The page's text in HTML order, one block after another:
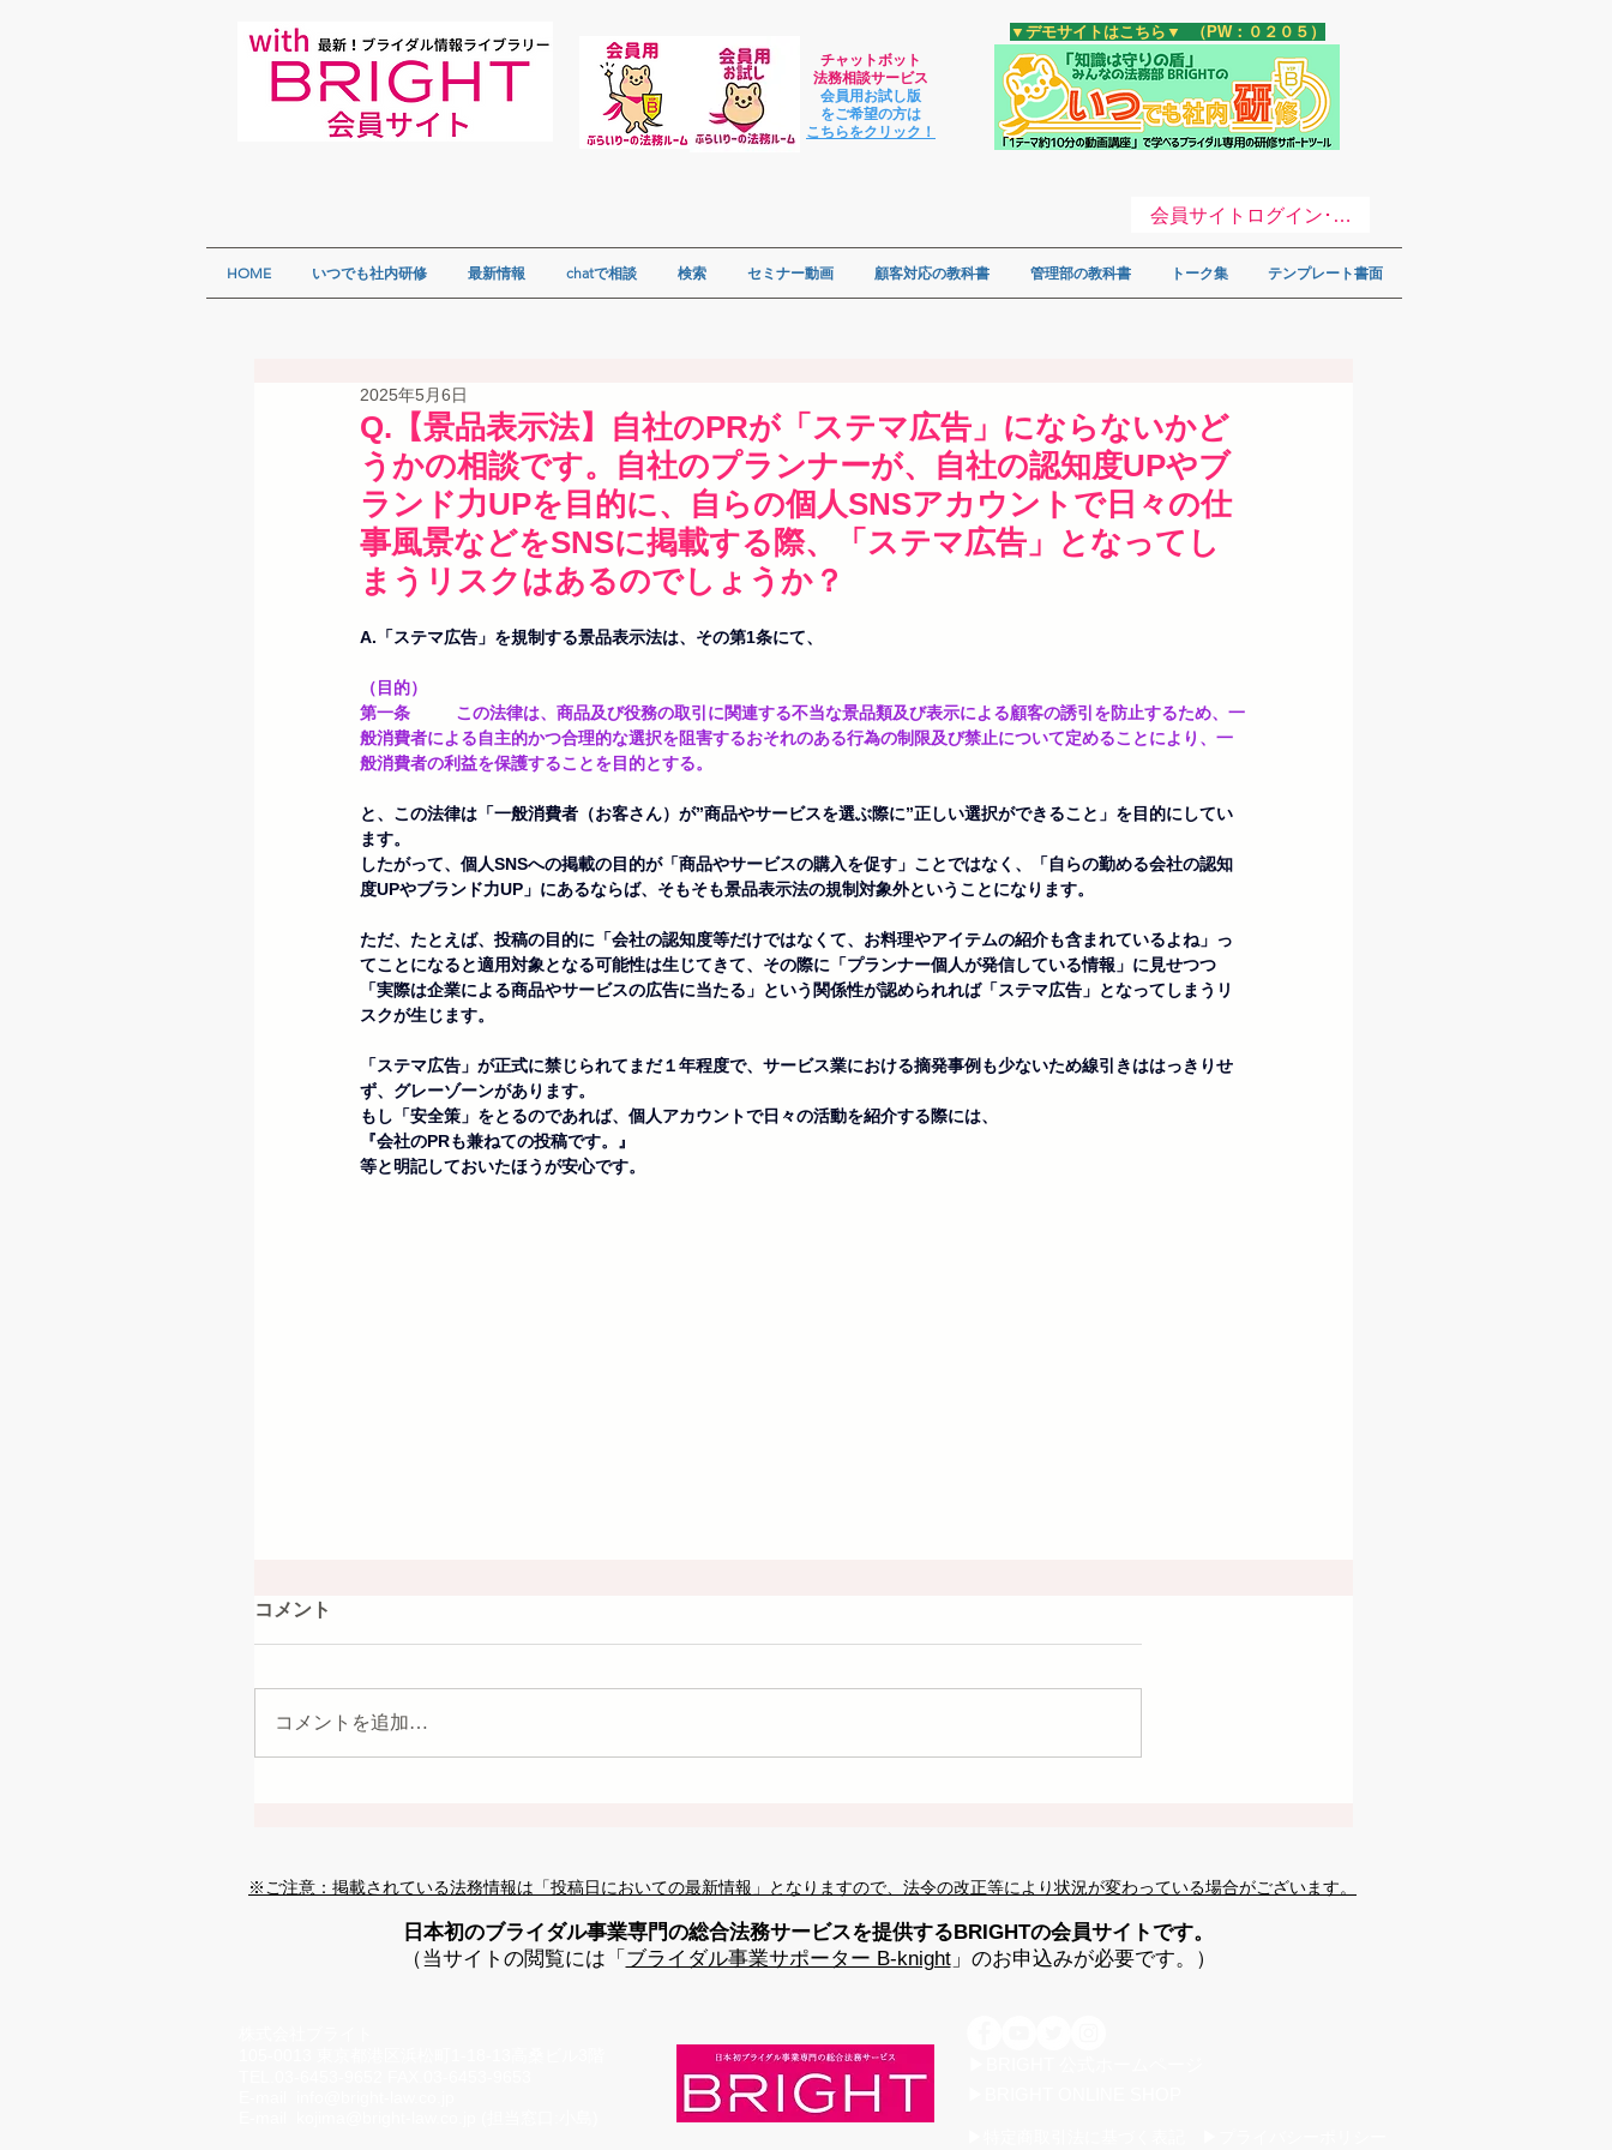
チャットボット
法務相談サービス
会員用お試し版
をご希望の方は
​こちらをクリック！
​▼デモサイトはこちら▼ （PW：０２０５）
HOME いつでも社内研修 最新情報 chatで相談 検索 セミナー動画 顧客対応の教科書 管理部の教科書 トーク集 テンプレート書面
Q.【景品表示法】自社のPRが「ステマ広告」にならないかど
うかの相談です。自社のプランナーが、自社の認知度UPやブ
ランド力UPを目的に、自らの個人SNSアカウントで日々の仕
事風景などをSNSに掲載する際、「ステマ広告」となってし
まうリスクはあるのでしょうか？
2025年5月6日
A.「ステマ広告」を規制する景品表示法は、その第1条にて、
（目的）
第一条	この法律は、商品及び役務の取引に関連する不当な景品類及び表示による顧客の誘引を防止するため、一
般消費者による自主的かつ合理的な選択を阻害するおそれのある行為の制限及び禁止について定めることにより、一
般消費者の利益を保護することを目的とする。
と、この法律は「一般消費者（お客さん）が”商品やサービスを選ぶ際に”正しい選択ができること」を目的にしてい
ます。
したがって、個人SNSへの掲載の目的が「商品やサービスの購入を促す」ことではなく、「自らの勤める会社の認知
度UPやブランド力UP」にあるならば、そもそも景品表示法の規制対象外ということになります。
ただ、たとえば、投稿の目的に「会社の認知度等だけではなくて、お料理やアイテムの紹介も含まれているよね」っ
てことになると適用対象となる可能性は生じてきて、その際に「プランナー個人が発信している情報」に見せつつ
「実際は企業による商品やサービスの広告に当たる」という関係性が認められれば「ステマ広告」となってしまうリ
スクが生じます。
「ステマ広告」が正式に禁じられてまだ１年程度で、サービス業における摘発事例も少ないため線引きははっきりせ
ず、グレーゾーンがあります。
もし「安全策」をとるのであれば、個人アカウントで日々の活動を紹介する際には、
『会社のPRも兼ねての投稿です。』
等と明記しておいたほうが安心です。
コメント
コメントを追加…
※ご注意：掲載されている法務情報は「投稿日においての最新情報」となりますので、法令の改正等により状況が変わっている場合がございます。
日本初のブライダル事業専門の総合法務サービスを提供するBRIGHTの会員サイトです。
（当サイトの閲覧には「 ブライダル事業サポーター B-knight」のお申込みが必要です。）